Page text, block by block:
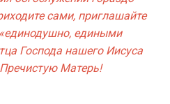
сами, приглашайте
едиными
Господа нашего Иисуса
Матерь!